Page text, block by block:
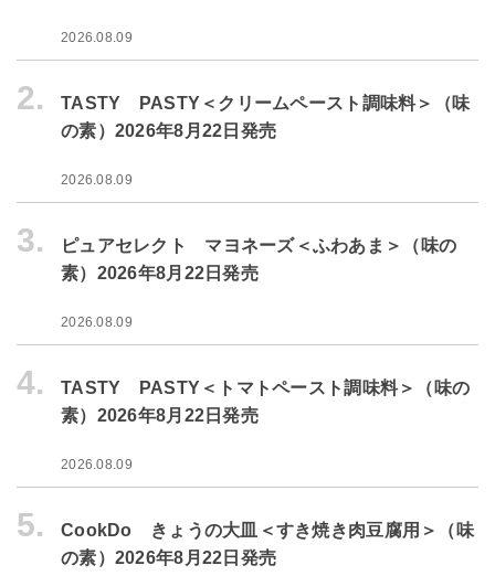
2026.08.09
2.
TASTY PASTY＜クリームペースト調味料＞（味
の素）2026年8月22日発売
2026.08.09
3.
ピュアセレクト マヨネーズ＜ふわあま＞（味の
素）2026年8月22日発売
2026.08.09
4.
TASTY PASTY＜トマトペースト調味料＞（味の
素）2026年8月22日発売
2026.08.09
5.
CookDo きょうの大皿＜すき焼き肉豆腐用＞（味
の素）2026年8月22日発売